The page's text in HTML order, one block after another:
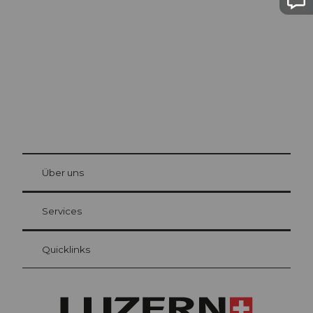
Gästekarte Luzern
Ihre Vorteile als Übernachtungsgast
at Bre
Über uns
Services
Quicklinks